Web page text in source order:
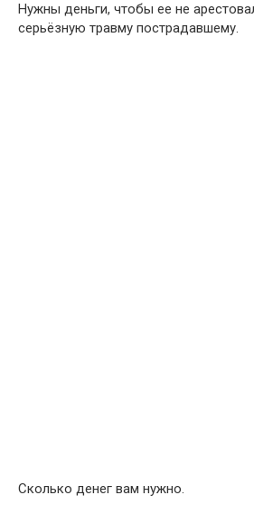
Нужны деньги, чтобы ее не
серьёзную травму пострадавшему.
Сколько денег вам нужно.